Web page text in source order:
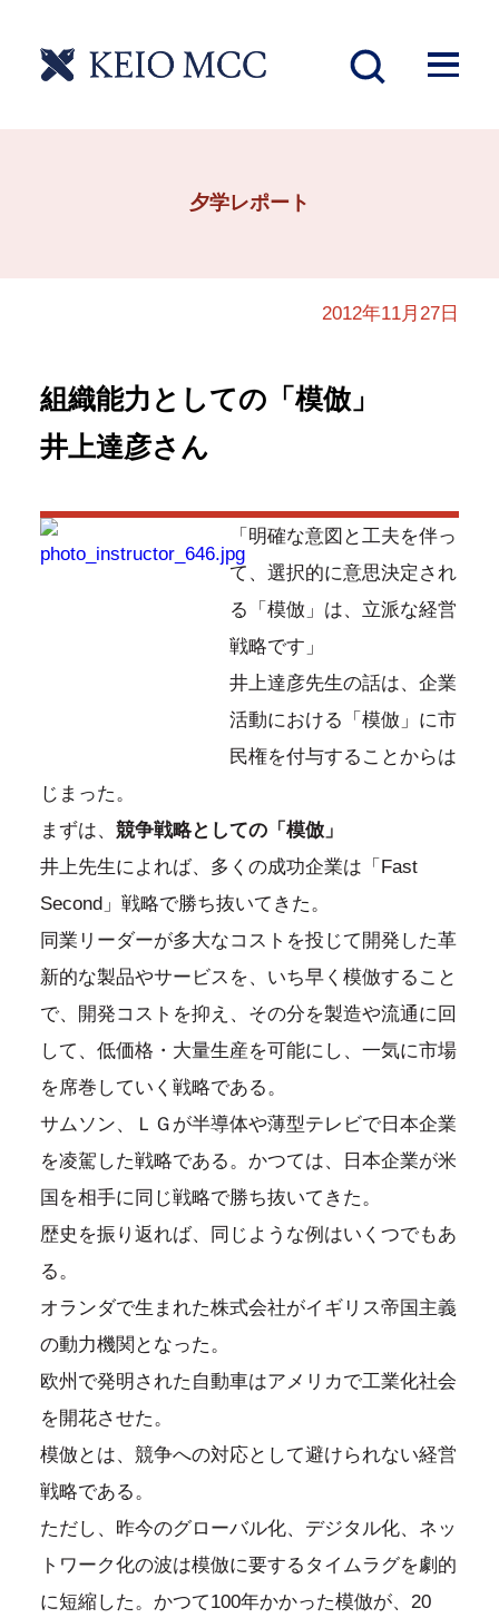
夕学レポート
2012年11月27日
組織能力としての「模倣」
井上達彦さん
「明確な意図と工夫を伴っ
て、選択的に意思決定され
る「模倣」は、立派な経営
戦略です」
井上達彦先生の話は、企業
活動における「模倣」に市
民権を付与することからは
じまった。
まずは、 競争戦略としての「模倣」
井上先生によれば、多くの成功企業は「Fast
Second」戦略で勝ち抜いてきた。
同業リーダーが多大なコストを投じて開発した革
新的な製品やサービスを、いち早く模倣すること
で、開発コストを抑え、その分を製造や流通に回
して、低価格・大量生産を可能にし、一気に市場
を席巻していく戦略である。
サムソン、ＬＧが半導体や薄型テレビで日本企業
を凌駕した戦略である。かつては、日本企業が米
国を相手に同じ戦略で勝ち抜いてきた。
歴史を振り返れば、同じような例はいくつでもあ
る。
オランダで生まれた株式会社がイギリス帝国主義
の動力機関となった。
欧州で発明された自動車はアメリカで工業化社会
を開花させた。
模倣とは、競争への対応として避けられない経営
戦略である。
ただし、昨今のグローバル化、デジタル化、ネッ
トワーク化の波は模倣に要するタイムラグを劇的
に短縮した。かつて100年かかった模倣が、20